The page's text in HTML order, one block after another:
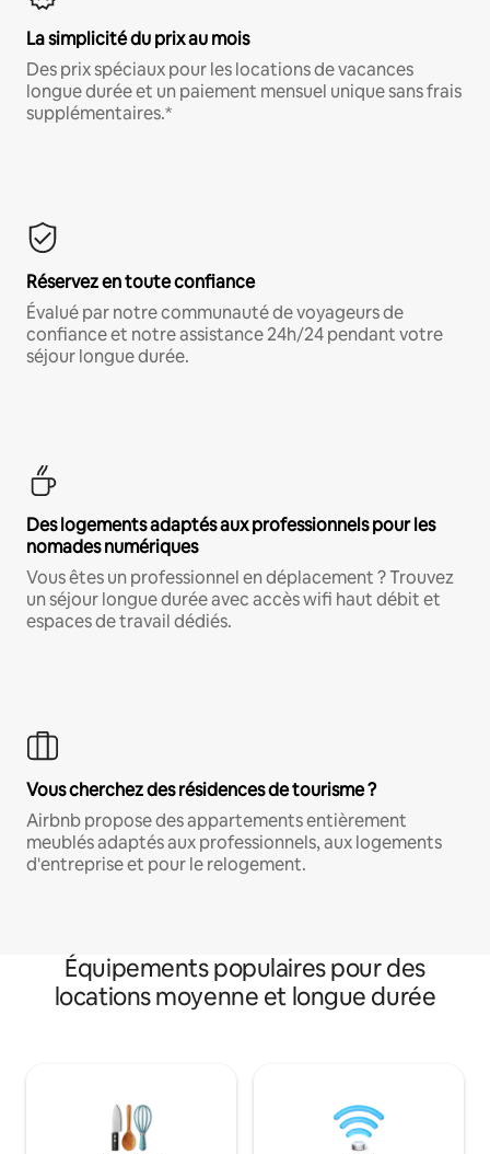
La simplicité du prix au mois
Des prix spéciaux pour les locations de vacances
longue durée et un paiement mensuel unique sans frais
supplémentaires.*
Réservez en toute confiance
Évalué par notre communauté de voyageurs de
confiance et notre assistance 24h/24 pendant votre
séjour longue durée.
Des logements adaptés aux professionnels pour les
nomades numériques
Vous êtes un professionnel en déplacement ? Trouvez
un séjour longue durée avec accès wifi haut débit et
espaces de travail dédiés.
Vous cherchez des résidences de tourisme ?
Airbnb propose des appartements entièrement
meublés adaptés aux professionnels, aux logements
d'entreprise et pour le relogement.
Équipements populaires pour des
locations moyenne et longue durée